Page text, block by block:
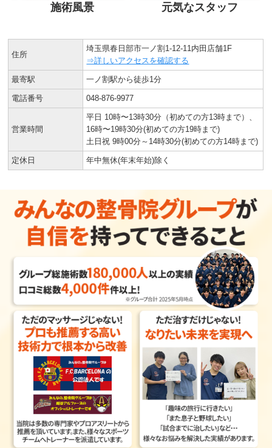
施術風景 元気なスタッフ
住所
埼玉県春日部市一ノ割1-12-11内田店舗1F
⇒詳しいアクセスを確認する
最寄駅 一ノ割駅から徒歩1分
電話番号 048-876-9977
営業時間
平日 10時〜13時30分（初めての方13時まで）、
16時〜19時30分(初めての方19時まで)
土日祝 9時00分～14時30分(初めての方14時まで)
定休日 年中無休(年末年始)除く